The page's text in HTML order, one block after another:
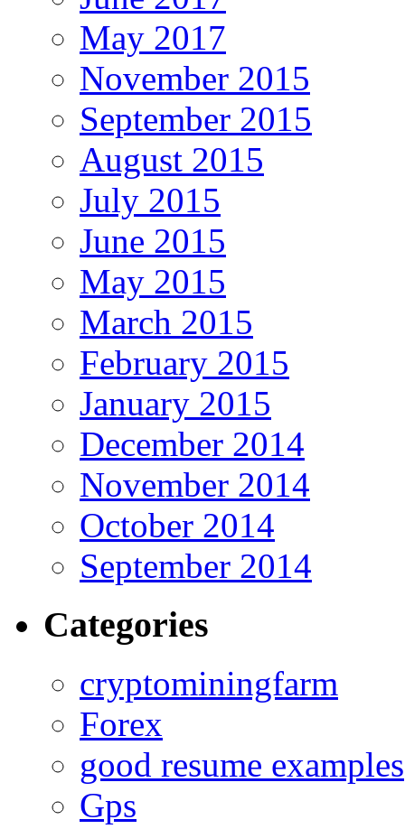
May 2017
November 2015
September 2015
August 2015
July 2015
June 2015
May 2015
March 2015
February 2015
January 2015
December 2014
November 2014
October 2014
September 2014
Categories
cryptominingfarm
Forex
good resume examples
Gps